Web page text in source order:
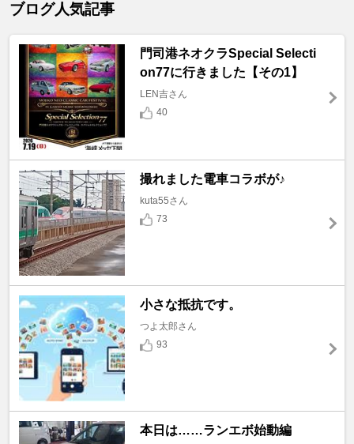
ブログ人気記事
門司港ネオクラSpecial Selecti
on77に行きました【その1】
LEN吉さん
40
撮れました電車コラボが♪
kuta55さん
73
小さな抵抗です。
つよ太郎さん
93
本日は……ランエボ始動編